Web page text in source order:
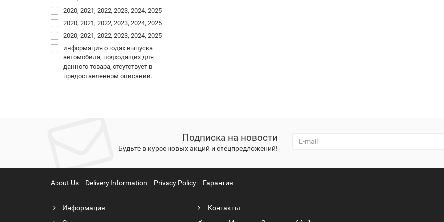
2020, 2021, 2022, 2023, 2024, 2025
2020, 2021, 2022, 2023, 2024, 2025
2020, 2021, 2022, 2023, 2024, 2025
информация о годах выпуска
автомобиля, подходящих для
данного товара, отсутствует в
предоставленном описании.
Подписка на новости
Будьте в курсе новых акций и спецпредложений!
About Us Delivery Information Privacy Policy Гарантия
Информация
Контакты